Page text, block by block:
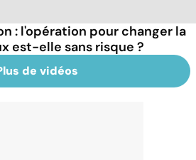
: l'opération pour changer la
est-elle sans risque ?
de vidéos